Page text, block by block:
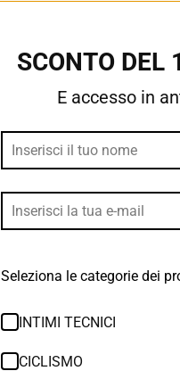
SCONTO DEL
E accesso in
Seleziona le categorie dei
INTIMI TECNICI
CICLISMO